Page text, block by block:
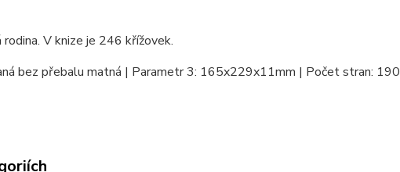
V knize je 246 křížovek.
bez přebalu matná | Parametr 3: 165x229x11mm | Počet stran: 190